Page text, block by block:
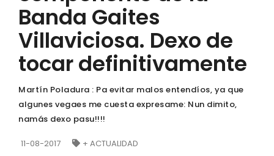
Banda Gaites
Villaviciosa. Dexo de
tocar definitivamente
Martín Poladura : Pa evitar malos entendíos, ya que
algunes vegaes me cuesta expresame: Nun dimito,
namás dexo pasu!!!!
11-08-2017 + ACTUALIDAD